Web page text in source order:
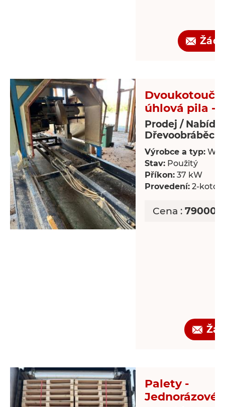
úhlová pila -
Prodej /
Dřevoobráběcí
Výrobce a typ:
Stav: Použitý
Příkon: 37 kW
Provedení: 2-
Cena : 790000
Palety -
Jednorázové